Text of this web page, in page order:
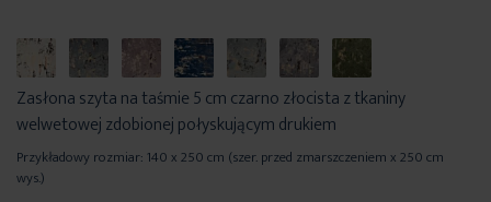
Zasłona szyta na taśmie 5 cm czarno złocista z tkaniny
welwetowej zdobionej połyskującym drukiem
Przykładowy rozmiar: 140 x 250 cm (szer. przed zmarszczeniem x 250 cm
wys.)